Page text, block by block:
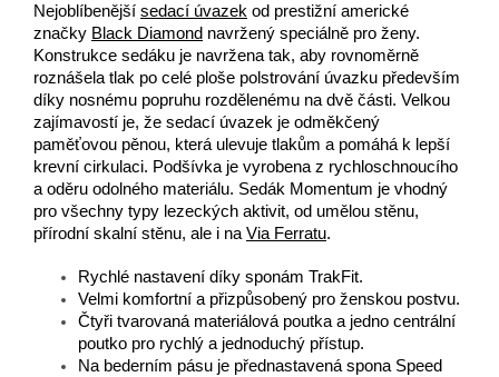
Nejoblíbenější sedací úvazek od prestižní americké
značky Black Diamond navržený speciálně pro ženy.
Konstrukce sedáku je navržena tak, aby rovnoměrně
roznášela tlak po celé ploše polstrování úvazku především
díky nosnému popruhu rozdělenému na dvě části. Velkou
zajímavostí je, že sedací úvazek je odměkčený
paměťovou pěnou, která ulevuje tlakům a pomáhá k lepší
krevní cirkulaci. Podšívka je vyrobena z rychloschnoucího
a oděru odolného materiálu. Sedák Momentum je vhodný
pro všechny typy lezeckých aktivit, od umělou stěnu,
přírodní skalní stěnu, ale i na Via Ferratu.
Rychlé nastavení díky sponám TrakFit.
Velmi komfortní a přizpůsobený pro ženskou postvu.
Čtyři tvarovaná materiálová poutka a jedno centrální
poutko pro rychlý a jednoduchý přístup.
Na bederním pásu je přednastavená spona Speed